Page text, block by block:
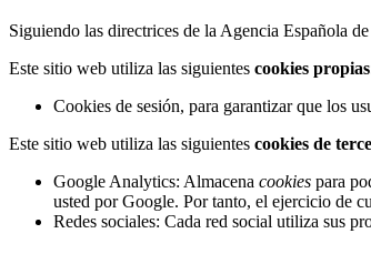
Siguiendo las directrices de la Agencia Española
Este sitio web utiliza las siguientes cookies propias
Cookies de sesión, para garantizar que los
Este sitio web utiliza las siguientes cookies de
Google Analytics: Almacena cookies para
usted por Google. Por tanto, el ejercicio de
Redes sociales: Cada red social utiliza sus